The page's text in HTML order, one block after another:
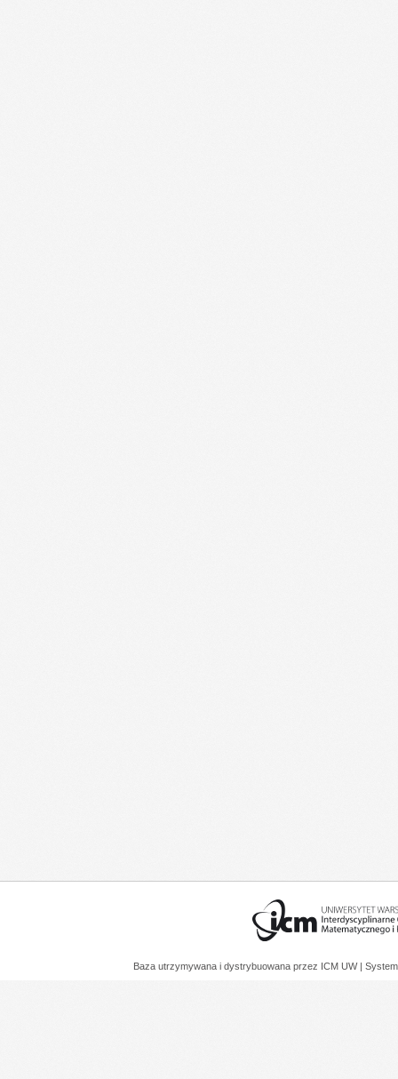
Baza utrzymywana i dystrybuowana przez ICM UW |